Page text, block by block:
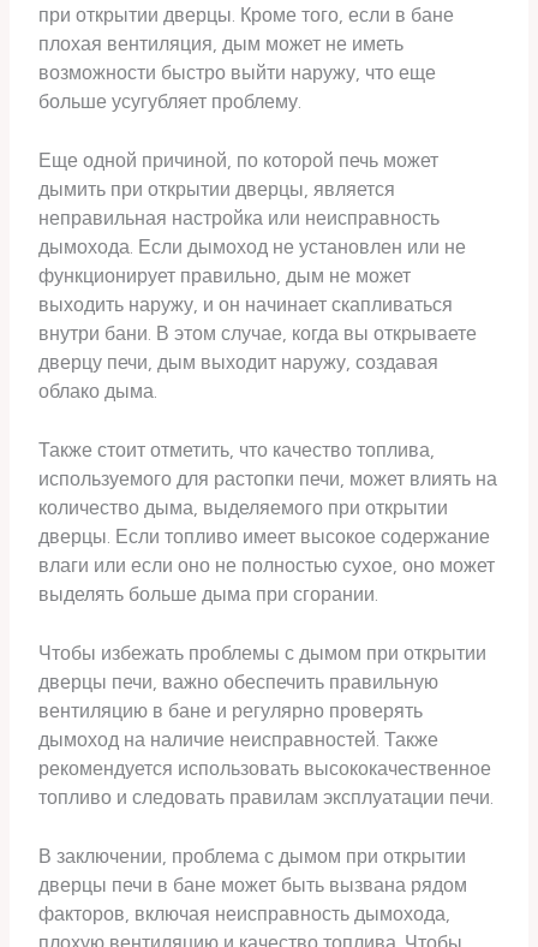
при открытии дверцы. Кроме того, если в бане
плохая вентиляция, дым может не иметь
возможности быстро выйти наружу, что еще
больше усугубляет проблему.
Еще одной причиной, по которой печь может
дымить при открытии дверцы, является
неправильная настройка или неисправность
дымохода. Если дымоход не установлен или не
функционирует правильно, дым не может
выходить наружу, и он начинает скапливаться
внутри бани. В этом случае, когда вы открываете
дверцу печи, дым выходит наружу, создавая
облако дыма.
Также стоит отметить, что качество топлива,
используемого для растопки печи, может влиять на
количество дыма, выделяемого при открытии
дверцы. Если топливо имеет высокое содержание
влаги или если оно не полностью сухое, оно может
выделять больше дыма при сгорании.
Чтобы избежать проблемы с дымом при открытии
дверцы печи, важно обеспечить правильную
вентиляцию в бане и регулярно проверять
дымоход на наличие неисправностей. Также
рекомендуется использовать высококачественное
топливо и следовать правилам эксплуатации печи.
В заключении, проблема с дымом при открытии
дверцы печи в бане может быть вызвана рядом
факторов, включая неисправность дымохода,
плохую вентиляцию и качество топлива. Чтобы